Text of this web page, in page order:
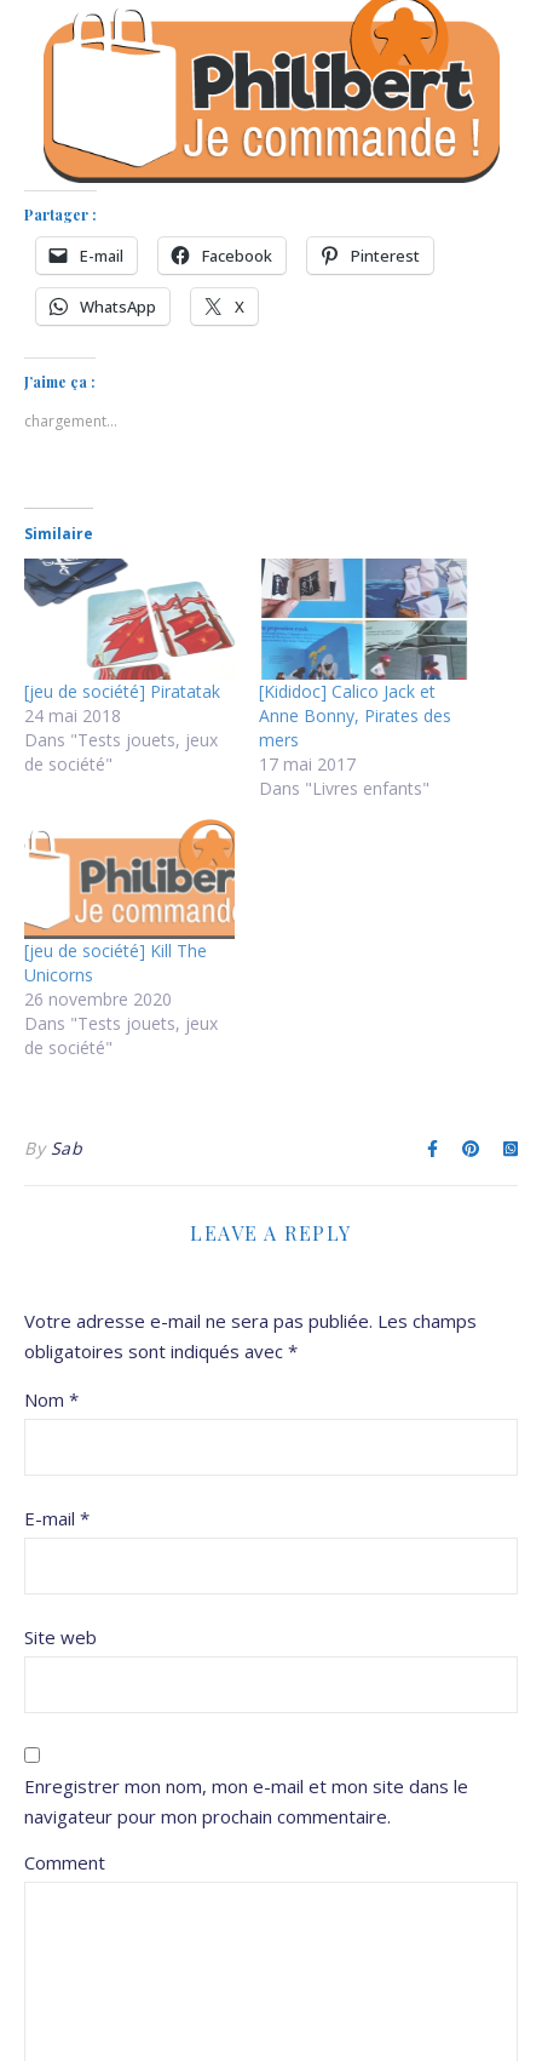
Partager :
E-mail Facebook Pinterest
WhatsApp X
J’aime ça :
chargement…
Similaire
[jeu de société] Piratatak
24 mai 2018
Dans "Tests jouets, jeux
de société"
[Kididoc] Calico Jack et
Anne Bonny, Pirates des
mers
17 mai 2017
Dans "Livres enfants"
[jeu de société] Kill The
Unicorns
26 novembre 2020
Dans "Tests jouets, jeux
de société"
By Sab
LEAVE A REPLY
Votre adresse e-mail ne sera pas publiée. Les champs
obligatoires sont indiqués avec *
Nom *
E-mail *
Site web
Enregistrer mon nom, mon e-mail et mon site dans le
navigateur pour mon prochain commentaire.
Comment